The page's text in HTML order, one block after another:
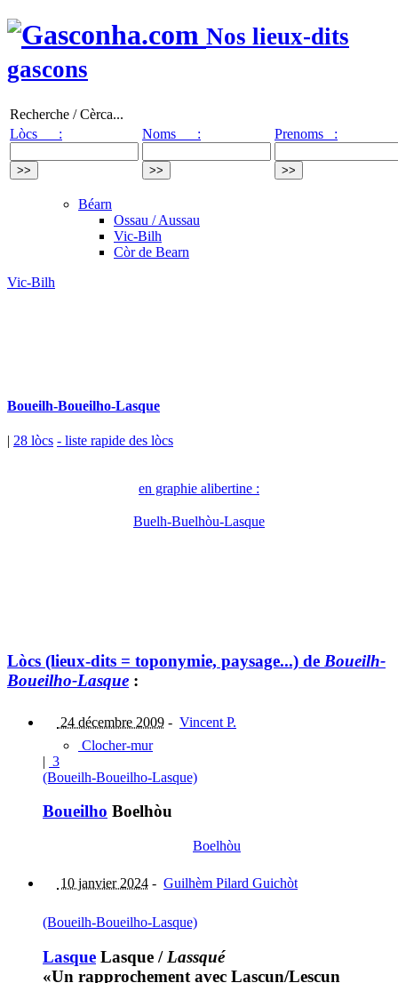
Nos lieux-dits
gascons
Recherche / Cèrca...
Lòcs :
Noms : Prenoms :
Béarn
Ossau / Aussau
Vic-Bilh
Còr de Bearn
Vic-Bilh
Boueilh-Boueilho-Lasque
| 28 lòcs - liste rapide des lòcs
en graphie alibertine :
Buelh-Buelhòu-Lasque
Lòcs (lieux-dits = toponymie, paysage...) de Boueilh-
Boueilho-Lasque :
24 décembre 2009 - Vincent P.
Clocher-mur
| 3
(Boueilh-Boueilho-Lasque)
Boueilho Boelhòu
Boelhòu
10 janvier 2024 - Guilhèm Pilard Guichòt
(Boueilh-Boueilho-Lasque)
Lasque Lasque / Lassqué
«Un rapprochement avec Lascun/Lescun